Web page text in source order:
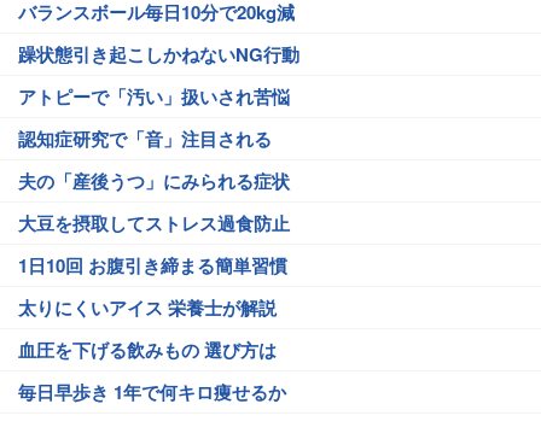
バランスボール毎日10分で20kg減
躁状態引き起こしかねないNG行動
アトピーで「汚い」扱いされ苦悩
認知症研究で「音」注目される
夫の「産後うつ」にみられる症状
大豆を摂取してストレス過食防止
1日10回 お腹引き締まる簡単習慣
太りにくいアイス 栄養士が解説
血圧を下げる飲みもの 選び方は
毎日早歩き 1年で何キロ痩せるか